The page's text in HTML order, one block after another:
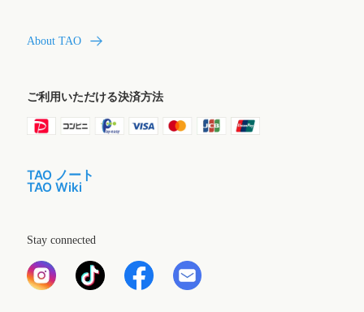
About TAO
ご利用いただける決済方法
TAO ノート
TAO Wiki
Stay connected